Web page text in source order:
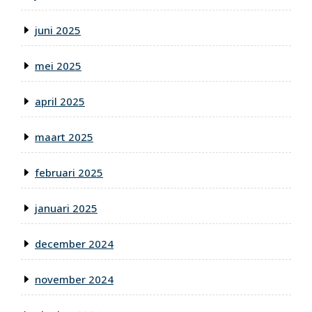
juni 2025
mei 2025
april 2025
maart 2025
februari 2025
januari 2025
december 2024
november 2024